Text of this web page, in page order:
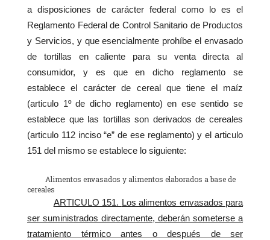
a disposiciones de carácter federal como lo es el
Reglamento Federal de Control Sanitario de Productos
y Servicios, y que esencialmente prohíbe el envasado
de tortillas en caliente para su venta directa al
consumidor, y es que en dicho reglamento se
establece el carácter de cereal que tiene el maíz
(articulo 1º de dicho reglamento) en ese sentido se
establece que las tortillas son derivados de cereales
(articulo 112 inciso “e” de ese reglamento) y el articulo
151 del mismo se establece lo siguiente:
Alimentos envasados y alimentos elaborados a base de
cereales
ARTICULO 151. Los alimentos envasados para
ser suministrados directamente, deberán someterse a
tratamiento térmico antes o después de ser